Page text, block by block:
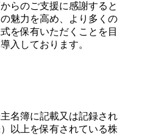
らのご支援に感謝すると
魅力を高め、より多くの
を保有いただくことを目
入しております。
名簿に記載又は記録され
以上を保有されている株